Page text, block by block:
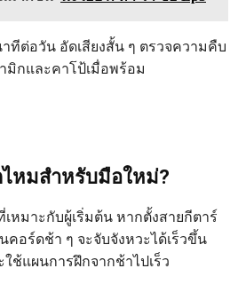
าทีต่อวัน อัดเสียงสั้น ๆ ตรวจความคืบ
มิกและคาโป้เมื่อพร้อม
หมสำหรับมือใหม่?
หมาะกับผู้เริ่มต้น หากตั้งสายกีตาร์
คอร์ดช้า ๆ จะจับจังหวะได้เร็วขึ้น
ช้แผนการฝึกจากช้าไปเร็ว